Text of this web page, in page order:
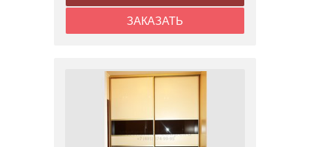
ЗАКАЗАТЬ